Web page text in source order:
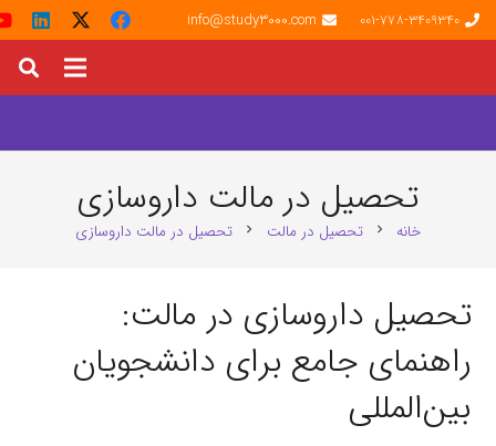
001-778-3409340
info@study3000.com
تحصیل در مالت داروسازی
خانه chevron_right تحصیل در مالت chevron_right تحصیل در مالت داروسازی
تحصیل داروسازی در مالت:
راهنمای جامع برای دانشجویان
بین‌المللی